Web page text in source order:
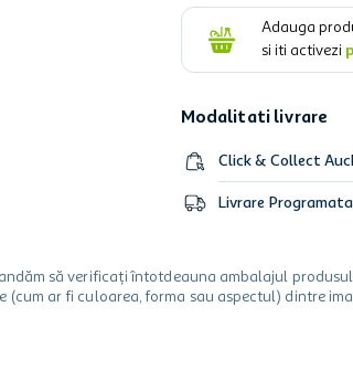
Adauga
si iti activezi
Modalitati livrare
Click & Collect
Livrare Programata
să verificați întotdeauna ambalajul
ar fi culoarea, forma sau aspectul) dintre